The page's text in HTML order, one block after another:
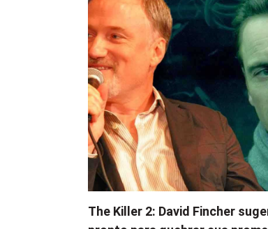
The Killer 2: David Fincher